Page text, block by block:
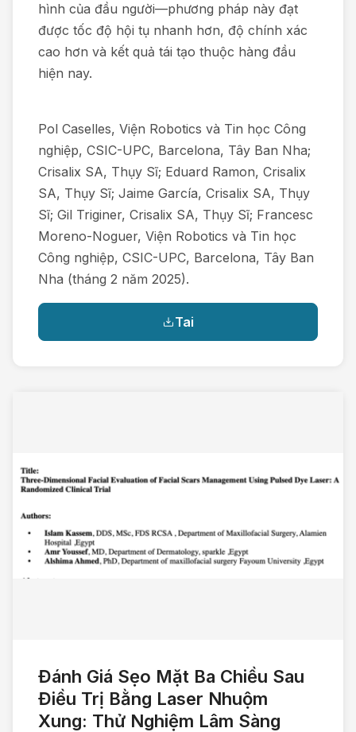
hình của đầu người—phương pháp này đạt
được tốc độ hội tụ nhanh hơn, độ chính xác
cao hơn và kết quả tái tạo thuộc hàng đầu
hiện nay.
Pol Caselles, Viện Robotics và Tin học Công
nghiệp, CSIC-UPC, Barcelona, Tây Ban Nha;
Crisalix SA, Thụy Sĩ; Eduard Ramon, Crisalix
SA, Thụy Sĩ; Jaime García, Crisalix SA, Thụy
Sĩ; Gil Triginer, Crisalix SA, Thụy Sĩ; Francesc
Moreno-Noguer, Viện Robotics và Tin học
Công nghiệp, CSIC-UPC, Barcelona, Tây Ban
Nha (tháng 2 năm 2025).
Tai
Đánh Giá Sẹo Mặt Ba Chiều Sau
Điều Trị Bằng Laser Nhuộm
Xung: Thử Nghiệm Lâm Sàng